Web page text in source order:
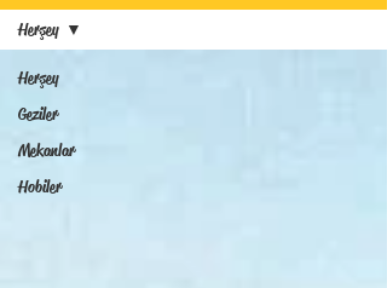
Herşey
Geziler
Mekanlar
Hobiler
Herşey